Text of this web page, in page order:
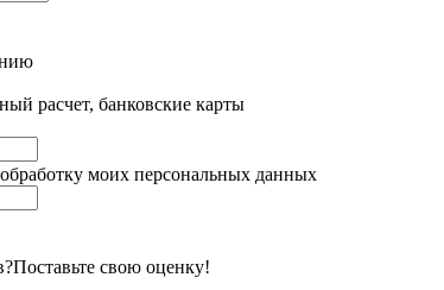
расчет, банковские карты
моих персональных данных
Поставьте свою оценку!